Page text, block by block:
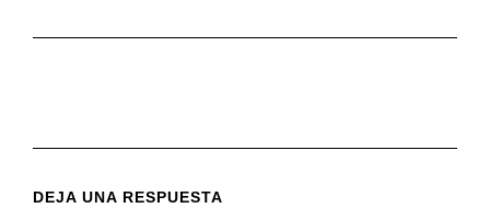
DEJA UNA RESPUESTA